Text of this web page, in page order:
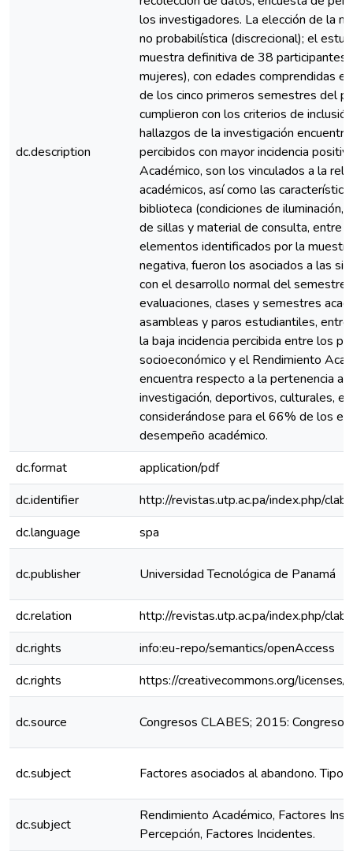
dc.description
los investigadores. La elección de la
no probabilística (discrecional); el
muestra definitiva de 38 participantes
mujeres), con edades comprendidas
de los cinco primeros semestres del
cumplieron con los criterios de
hallazgos de la investigación
percibidos con mayor incidencia
Académico, son los vinculados a la
académicos, así como las
biblioteca (condiciones de iluminación,
de sillas y material de consulta, entre
elementos identificados por la
negativa, fueron los asociados a las
con el desarrollo normal del semestre
evaluaciones, clases y semestres
asambleas y paros estudiantiles,
la baja incidencia percibida entre los
socioeconómico y el Rendimiento
encuentra respecto a la pertenencia a
investigación, deportivos, culturales,
considerándose para el 66% de los
desempeño académico.
dc.format
application/pdf
dc.identifier
http://revistas.utp.ac.pa/index.php/
dc.language
spa
dc.publisher Universidad Tecnológica de Panamá
dc.relation
http://revistas.utp.ac.pa/index.php/
dc.rights
info:eu-repo/semantics/openAccess
dc.rights
https://creativecommons.org/
dc.source Congresos CLABES; 2015: Congreso
dc.subject Factores asociados al abandono.
dc.subject
Rendimiento Académico, Factores
Percepción, Factores Incidentes.